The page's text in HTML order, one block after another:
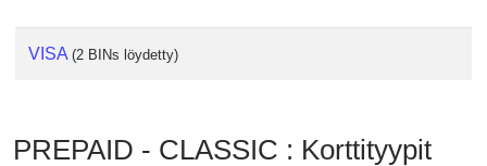
VISA (2 BINs löydetty)
PREPAID - CLASSIC : Korttityypit